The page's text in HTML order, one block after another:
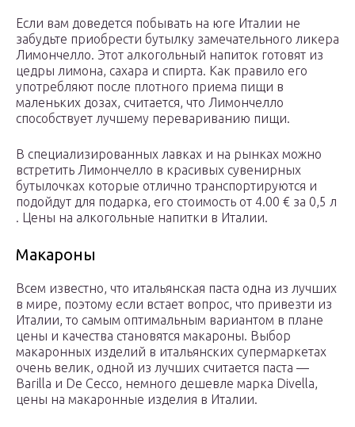
Если вам доведется побывать на юге Италии не
забудьте приобрести бутылку замечательного ликера
Лимончелло. Этот алкогольный напиток готовят из
цедры лимона, сахара и спирта. Как правило его
употребляют после плотного приема пищи в
маленьких дозах, считается, что Лимончелло
способствует лучшему перевариванию пищи.
В специализированных лавках и на рынках можно
встретить Лимончелло в красивых сувенирных
бутылочках которые отлично транспортируются и
подойдут для подарка, его стоимость от 4.00 € за 0,5 л
. Цены на алкогольные напитки в Италии.
Макароны
Всем известно, что итальянская паста одна из лучших
в мире, поэтому если встает вопрос, что привезти из
Италии, то самым оптимальным вариантом в плане
цены и качества становятся макароны. Выбор
макаронных изделий в итальянских супермаркетах
очень велик, одной из лучших считается паста —
Barilla и De Cecco, немного дешевле марка Divella,
цены на макаронные изделия в Италии.